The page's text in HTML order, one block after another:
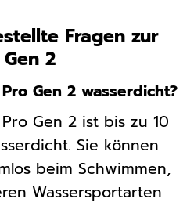
Fragen zur
2
Gen 2 wasserdicht?
Gen 2 ist bis zu 10
Sie können
beim Schwimmen,
Wassersportarten